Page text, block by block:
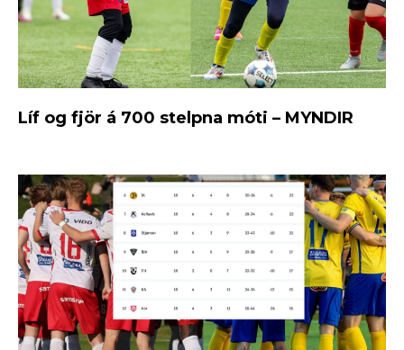
Líf og fjör á 700 stelpna móti – MYNDIR